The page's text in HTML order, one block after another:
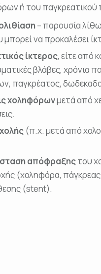
ή του
– παρουσία
να προκαλέσει
ίκτερος, είτε από
βλάβες, χρόνια
παγκρέατος,
χοληφόρωνμετά από
(π.χ. μετά από
απόφραξηςτου
(χοληφόρα,
(stent).